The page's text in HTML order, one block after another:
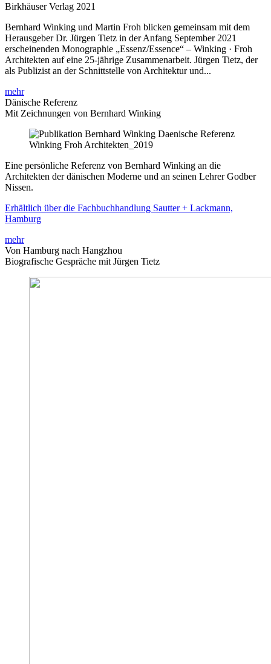
Birkhäuser Verlag 2021
Bernhard Winking und Martin Froh blicken gemeinsam mit dem
Herausgeber Dr. Jürgen Tietz in der Anfang September 2021
erscheinenden Monographie „Essenz/Essence“ – Winking · Froh
Architekten auf eine 25-jährige Zusammenarbeit. Jürgen Tietz, der
als Publizist an der Schnittstelle von Architektur und...
mehr
Dänische Referenz
Mit Zeichnungen von Bernhard Winking
Eine persönliche Referenz von Bernhard Winking an die
Architekten der dänischen Moderne und an seinen Lehrer Godber
Nissen.
Erhältlich über die Fachbuchhandlung Sautter + Lackmann,
Hamburg
mehr
Von Hamburg nach Hangzhou
Biografische Gespräche mit Jürgen Tietz